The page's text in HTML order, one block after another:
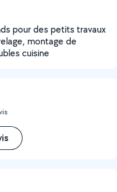
pour des petits travaux
montage de
cuisine